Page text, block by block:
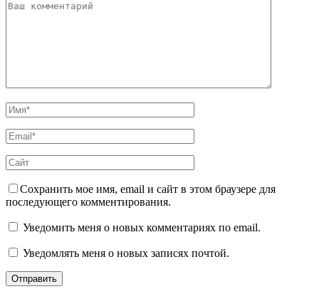
Сохранить мое имя, email и сайт в этом браузере для
последующего комментирования.
Уведомить меня о новых комментариях по email.
Уведомлять меня о новых записях почтой.